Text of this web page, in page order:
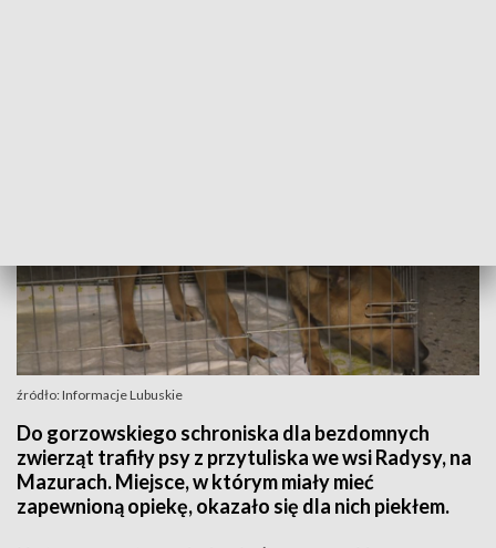
źródło: Informacje Lubuskie
Do gorzowskiego schroniska dla bezdomnych
zwierząt trafiły psy z przytuliska we wsi Radysy, na
Mazurach. Miejsce, w którym miały mieć
zapewnioną opiekę, okazało się dla nich piekłem.